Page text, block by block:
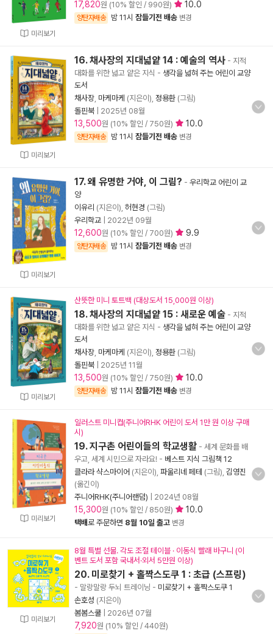
미리보기
17,820원 (10% 할인 / 990원) 10.0
양탄자배송 밤 11시 잠들기전 배송 변경
미리보기
16. 채사장의 지대넓얕 14 : 예술의 역사 - 지적
대화를 위한 넓고 얕은 지식 - 생각을 넓혀 주는 어린이 교양
도서
채사장 마케마케 (지은이), 정용환 (그림)
돌핀북
2025년 08월
13,500원 (10% 할인 / 750원) 10.0
양탄자배송 밤 11시 잠들기전 배송 변경
미리보기
17. 왜 유명한 거야, 이 그림? - 우리학교 어린이 교
양
이유리 (지은이), 허현경 (그림)
우리학교
2022년 09월
12,600원 (10% 할인 / 700원) 9.9
양탄자배송 밤 11시 잠들기전 배송 변경
미리보기
산뜻한 미니 토트백 (대상도서 15,000원 이상)
18. 채사장의 지대넓얕 15 : 새로운 예술 - 지적
대화를 위한 넓고 얕은 지식 - 생각을 넓혀 주는 어린이 교양
도서
채사장 마케마케 (지은이), 정용환 (그림)
돌핀북
2025년 11월
13,500원 (10% 할인 / 750원) 10.0
양탄자배송 밤 11시 잠들기전 배송 변경
미리보기
일러스트 미니컵(주니어RHK 어린이 도서 1만 원 이상 구매
시)
19. 지구촌 어린이들의 학교생활 - 세계 문화를 배
우고, 세계 시민으로 자라요! - 베스트 지식 그림책 12
클라라 샥스마이어 (지은이), 파울리네 페테 (그림), 김영진
(옮긴이)
주니어RHK(주니어랜덤)
2024년 08월
15,300원 (10% 할인 / 850원) 10.0
택배로 주문하면 8월 10일 출고 변경
미리보기
8월 특별 선물. 각도 조절 테이블 · 이동식 빨래 바구니 (이
벤트 도서 포함 국내서·외서 5만원 이상)
20. 미로찾기 + 홀짝스도쿠 1 : 초급 (스프링)
- 말랑말랑 두뇌 트레이닝 - 미로찾기 + 홀짝스도쿠 1
손호성 (지은이)
봄봄스쿨
2026년 07월
7,920원 (10% 할인 / 440원)